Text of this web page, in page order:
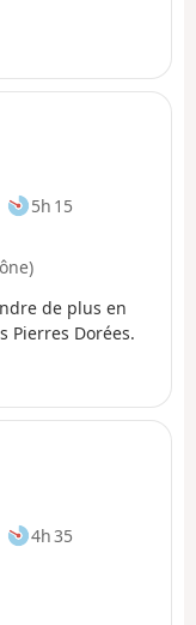
5h 15
de plus en
Pierres Dorées.
4h 35